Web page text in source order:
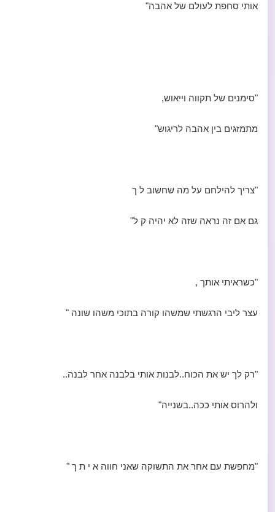
אותי סחפת לעולם של אהבה"
"סימנים של תקווה וייאוש,
מתמזגים בין אהבה לריגוש"
"צריך להילחם על מה שחשוב ל ך
גם אם זה נראה שזה לא יהיה ק ל"
"כשראיתי אותך ,
עצר ליבי הרגשתי שמשהו קורה בתוכי משהו שונה "
"רק לך יש את הכוח..לבנות אותי בלבנה אחר לבנה..
ולהרוס אותי ככה..בשנייה"
"מחפשת עם אחר את התשוקה שאני חווה א י ת ך "